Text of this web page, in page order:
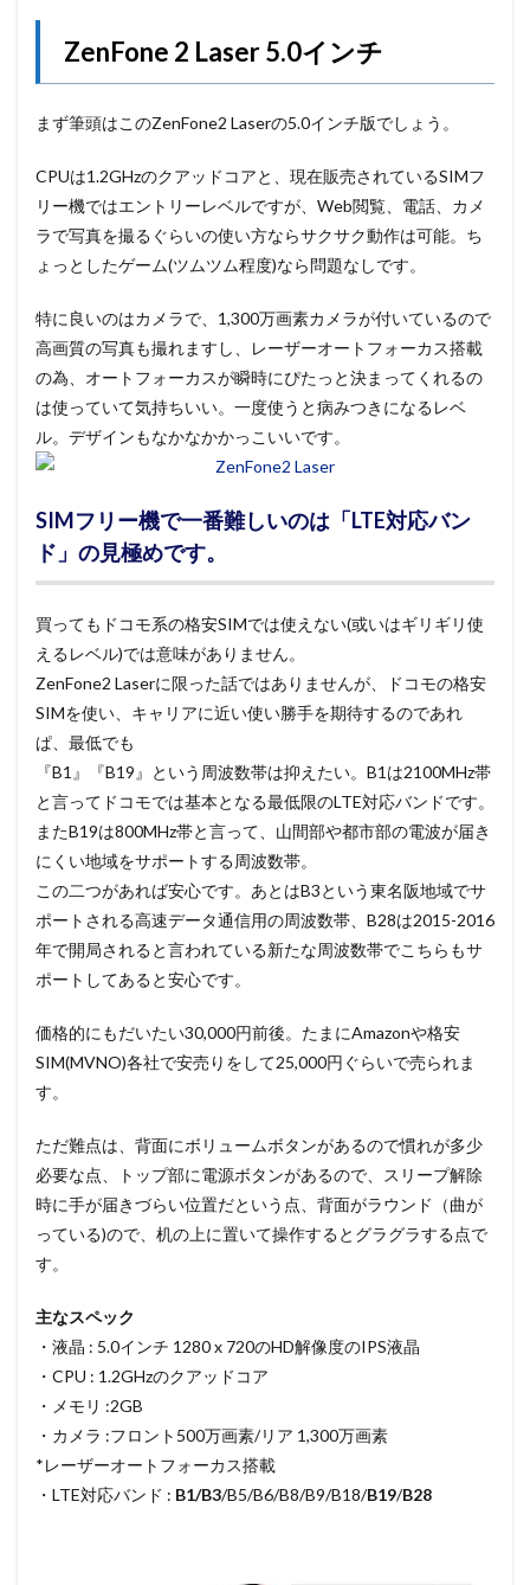
ZenFone 2 Laser 5.0インチ
まず筆頭はこのZenFone2 Laserの5.0インチ版でしょう。
CPUは1.2GHzのクアッドコアと、現在販売されているSIMフ
リー機ではエントリーレベルですが、Web閲覧、電話、カメ
ラで写真を撮るぐらいの使い方ならサクサク動作は可能。ち
ょっとしたゲーム(ツムツム程度)なら問題なしです。
特に良いのはカメラで、1,300万画素カメラが付いているので
高画質の写真も撮れますし、レーザーオートフォーカス搭載
の為、オートフォーカスが瞬時にぴたっと決まってくれるの
は使っていて気持ちいい。一度使うと病みつきになるレベ
ル。デザインもなかなかかっこいいです。
SIMフリー機で一番難しいのは「LTE対応バン
ド」の見極めです。
買ってもドコモ系の格安SIMでは使えない(或いはギリギリ使
えるレベル)では意味がありません。
ZenFone2 Laserに限った話ではありませんが、ドコモの格安
SIMを使い、キャリアに近い使い勝手を期待するのであれ
ぱ、最低でも
『B1』『B19』という周波数帯は抑えたい。B1は2100MHz帯
と言ってドコモでは基本となる最低限のLTE対応バンドです。
またB19は800MHz帯と言って、山間部や都市部の電波が届き
にくい地域をサポートする周波数帯。
この二つがあれば安心です。あとはB3という東名阪地域でサ
ポートされる高速データ通信用の周波数帯、B28は2015-2016
年で開局されると言われている新たな周波数帯でこちらもサ
ポートしてあると安心です。
価格的にもだいたい30,000円前後。たまにAmazonや格安
SIM(MVNO)各社で安売りをして25,000円ぐらいで売られま
す。
ただ難点は、背面にボリュームボタンがあるので慣れが多少
必要な点、トップ部に電源ボタンがあるので、スリープ解除
時に手が届きづらい位置だという点、背面がラウンド（曲が
っている)ので、机の上に置いて操作するとグラグラする点で
す。
主なスペック
・液晶 : 5.0インチ 1280 x 720のHD解像度のIPS液晶
・CPU : 1.2GHzのクアッドコア
・メモリ :2GB
・カメラ :フロント500万画素/リア 1,300万画素
*レーザーオートフォーカス搭載
・LTE対応バンド : B1/B3/B5/B6/B8/B9/B18/B19/B28